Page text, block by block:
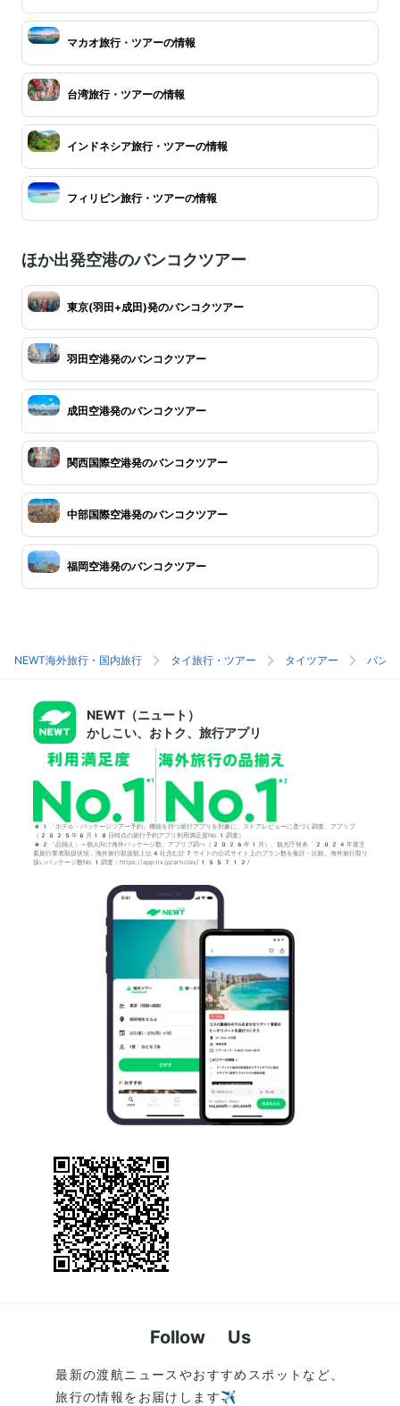
マカオ旅行・ツアーの情報
台湾旅行・ツアーの情報
インドネシア旅行・ツアーの情報
フィリピン旅行・ツアーの情報
ほか出発空港のバンコクツアー
東京(羽田+成田)発のバンコクツアー
羽田空港発のバンコクツアー
成田空港発のバンコクツアー
関西国際空港発のバンコクツアー
中部国際空港発のバンコクツアー
福岡空港発のバンコクツアー
NEWT海外旅行・国内旅行 タイ旅行・ツアー タイツアー バン
NEWT（ニュート）
かしこい、おトク、旅行アプリ
*1「ホテル・パッケージツアー予約」機能を持つ旅行アプリを対象に、ストアレビューに基づく調査。アプリブ
（2025年6月18日時点の旅行予約アプリ利用満足度No.1調査）
*2「品揃え」＝個人向け海外パッケージ数。アプリブ調べ（2026年1月）。観光庁発表「2024年度主
要旅行業者取扱状況」海外旅行取扱額上位4社含む計7サイトの公式サイト上のプラン数を集計・比較。海外旅行取り
扱いパッケージ数No.1調査：https://app-liv.jp/articles/155712/
Follow Us
最新の渡航ニュースやおすすめスポットなど、
旅行の情報をお届けします✈️